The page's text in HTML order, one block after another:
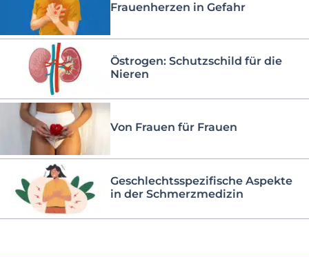
Frauenherzen in Gefahr
Östrogen: Schutzschild für die
Nieren
Von Frauen für Frauen
Geschlechtsspezifische Aspekte
in der Schmerzmedizin